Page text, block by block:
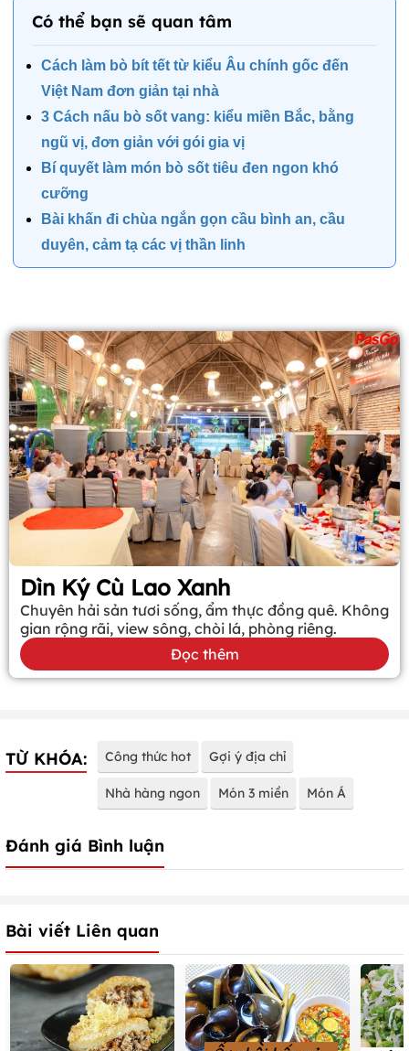
Có thể bạn sẽ quan tâm
Cách làm bò bít tết từ kiểu Âu chính gốc đến
Việt Nam đơn giản tại nhà
3 Cách nấu bò sốt vang: kiểu miền Bắc, bằng
ngũ vị, đơn giản với gói gia vị
Bí quyết làm món bò sốt tiêu đen ngon khó
cưỡng
Bài khấn đi chùa ngắn gọn cầu bình an, cầu
duyên, cảm tạ các vị thần linh
Dìn Ký Cù Lao Xanh
Chuyên hải sản tươi sống, ẩm thực đồng quê. Không
gian rộng rãi, view sông, chòi lá, phòng riêng.
Đọc thêm
TỪ KHÓA: Công thức hot Gợi ý địa chỉ
Nhà hàng ngon Món 3 miền Món Á
Đánh giá Bình luận
Bài viết Liên quan